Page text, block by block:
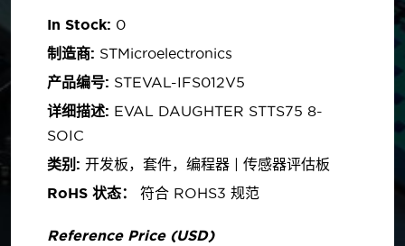
In Stock: 0
制造商: STMicroelectronics
产品编号: STEVAL-IFS012V5
详细描述: EVAL DAUGHTER STTS75 8-
SOIC
类别: 开发板，套件，编程器 | 传感器评估板
RoHS 状态：
符合 ROHS3 规范
Reference Price (USD)